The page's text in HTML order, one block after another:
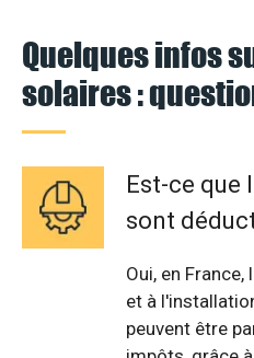
Quelques infos
solaires :
Est-ce que
sont
Oui, en
et à
peuvent être